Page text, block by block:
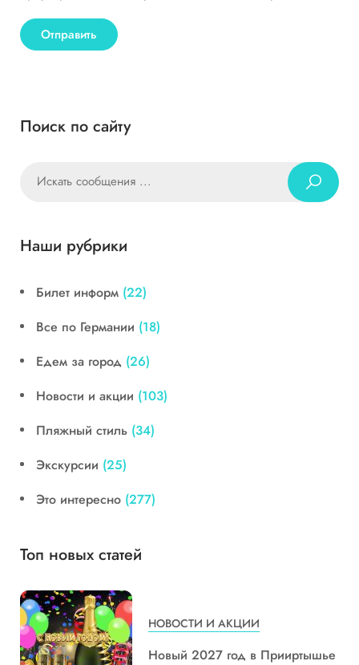
Поиск по сайту
Наши рубрики
Билет информ (22)
Все по Германии (18)
Едем за город (26)
Новости и акции (103)
Пляжный стиль (34)
Экскурсии (25)
Это интересно (277)
Топ новых статей
НОВОСТИ И АКЦИИ
Новый 2027 год в Прииртышье